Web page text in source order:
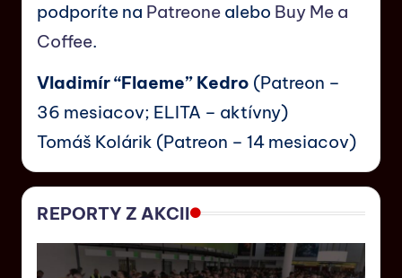
podporíte na Patreone alebo Buy Me a
Coffee.
Vladimír “Flaeme” Kedro (Patreon –
36 mesiacov; ELITA – aktívny)
Tomáš Kolárik (Patreon – 14 mesiacov)
REPORTY Z AKCII